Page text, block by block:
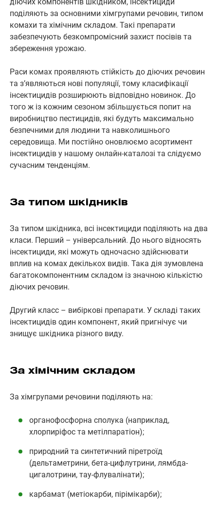
поділяють за основними хімгрупами речовин, типом
комахи та хімічним складом. Такі препарати
забезпечують безкомпромісний захист посівів та
збереження урожаю.
Раси комах проявляють стійкість до діючих речовин
та з’являються нові популяції, тому класифікації
інсектицидів розширюють відповідно новинок. До
того ж із кожним сезоном збільшується попит на
виробництво пестицидів, які будуть максимально
безпечними для людини та навколишнього
середовища. Ми постійно оновлюємо асортимент
інсектицидів у нашому онлайн-каталозі та слідуємо
сучасним тенденціям.
За типом шкідників
За типом шкідника, всі інсектициди поділяють на два
класи. Перший – універсальний. До нього відносять
інсектициди, які можуть одночасно здійснювати
вплив на комах декількох видів. Така дія зумовлена
багатокомпонентним складом із значною кількістю
діючих речовин.
Другий класс – вибіркові препарати. У складі таких
інсектицидів один компонент, який пригнічує чи
знищує шкідника різного виду.
За хімічним складом
За хімгрупами речовини поділяють на:
органофосфорна сполука (наприклад,
хлорпиріфос та метілпаратіон);
природний та синтетичний піретроїд
(дельтаметрини, бета-цифлутрини, лямбда-
цигалотрини, тау-флувалінати);
карбамат (метіокарби, пірімікарби);